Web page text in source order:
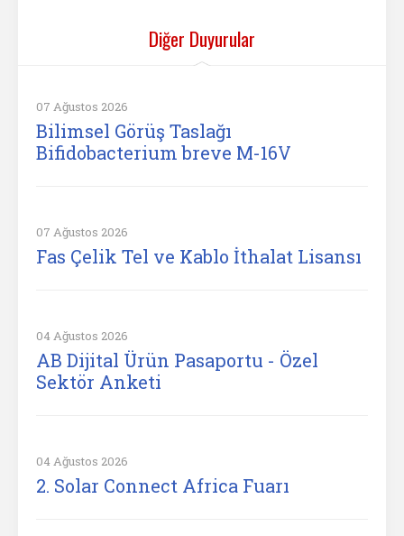
Diğer Duyurular
07 Ağustos 2026
Bilimsel Görüş Taslağı
Bifidobacterium breve M-16V
07 Ağustos 2026
Fas Çelik Tel ve Kablo İthalat Lisansı
04 Ağustos 2026
AB Dijital Ürün Pasaportu - Özel
Sektör Anketi
04 Ağustos 2026
2. Solar Connect Africa Fuarı